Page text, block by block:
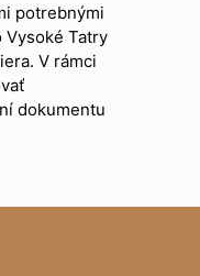
potrebnými
Vysoké Tatry
V rámci
dokumentu